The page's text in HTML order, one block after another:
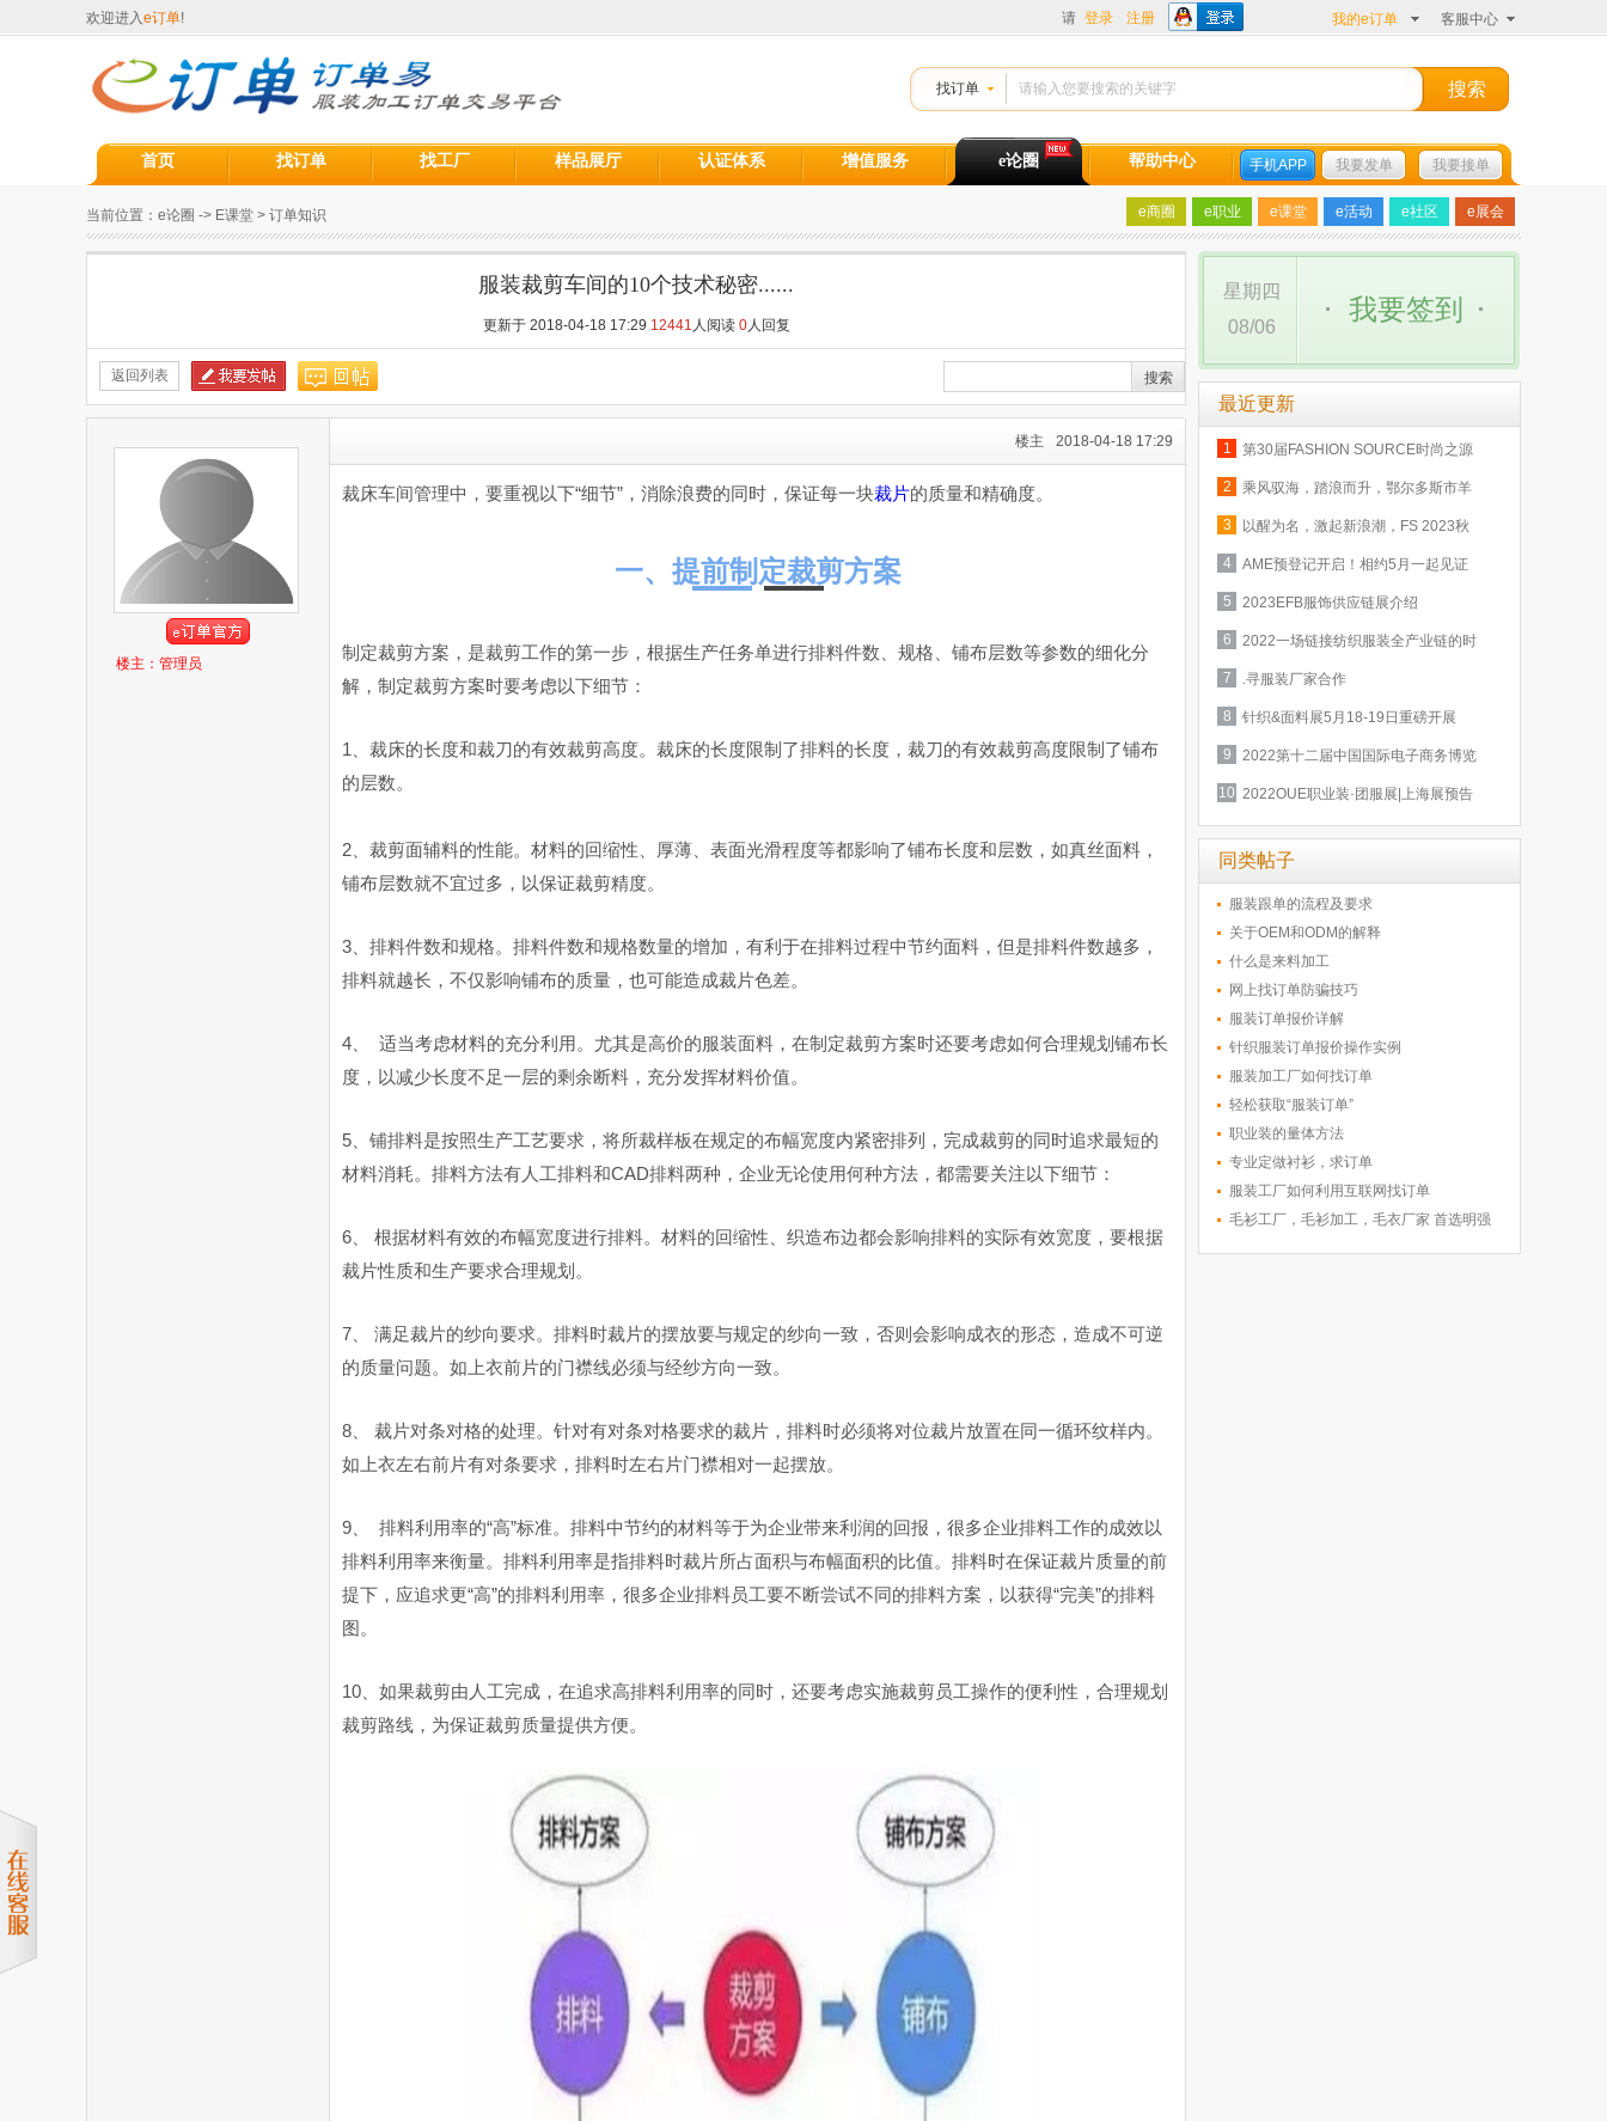
欢迎进入e订单! 请 登录 注册 我的e订单 客服中心
找订单
首页 找订单 找工厂 样品展厅 认证体系 增值服务 e论圈 帮助中心 我要接单
我要发单
手机APP
当前位置： e论圈 -> E课堂 > 订单知识 e商圈 e职业 e课堂 e活动 e社区 e展会
服装裁剪车间的10个技术秘密......
更新于 2018-04-18 17:29 12441 人阅读 0人回复
返回列表
楼主：管理员
2018-04-18 17:29
楼主
裁床车间管理中，要重视以下“细节”，消除浪费的同时，保证每一块裁片的质量和精确度。
一、提前制定裁剪方案
制定裁剪方案，是裁剪工作的第一步，根据生产任务单进行排料件数、规格、铺布层数等参数的细化分
解，制定裁剪方案时要考虑以下细节：
1、裁床的长度和裁刀的有效裁剪高度。裁床的长度限制了排料的长度，裁刀的有效裁剪高度限制了铺布
的层数。
2、裁剪面辅料的性能。材料的回缩性、厚薄、表面光滑程度等都影响了铺布长度和层数，如真丝面料，
铺布层数就不宜过多，以保证裁剪精度。
3、排料件数和规格。排料件数和规格数量的增加，有利于在排料过程中节约面料，但是排料件数越多，
排料就越长，不仅影响铺布的质量，也可能造成裁片色差。
4、 适当考虑材料的充分利用。尤其是高价的服装面料，在制定裁剪方案时还要考虑如何合理规划铺布长
度，以减少长度不足一层的剩余断料，充分发挥材料价值。
5、铺排料是按照生产工艺要求，将所裁样板在规定的布幅宽度内紧密排列，完成裁剪的同时追求最短的
材料消耗。排料方法有人工排料和CAD排料两种，企业无论使用何种方法，都需要关注以下细节：
6、 根据材料有效的布幅宽度进行排料。材料的回缩性、织造布边都会影响排料的实际有效宽度，要根据
裁片性质和生产要求合理规划。
7、 满足裁片的纱向要求。排料时裁片的摆放要与规定的纱向一致，否则会影响成衣的形态，造成不可逆
的质量问题。如上衣前片的门襟线必须与经纱方向一致。
8、 裁片对条对格的处理。针对有对条对格要求的裁片，排料时必须将对位裁片放置在同一循环纹样内。
如上衣左右前片有对条要求，排料时左右片门襟相对一起摆放。
9、 排料利用率的“高”标准。排料中节约的材料等于为企业带来利润的回报，很多企业排料工作的成效以
排料利用率来衡量。排料利用率是指排料时裁片所占面积与布幅面积的比值。排料时在保证裁片质量的前
提下，应追求更“高”的排料利用率，很多企业排料员工要不断尝试不同的排料方案，以获得“完美”的排料
图。
10、如果裁剪由人工完成，在追求高排料利用率的同时，还要考虑实施裁剪员工操作的便利性，合理规划
裁剪路线，为保证裁剪质量提供方便。
星期四
08/06
我要签到
最近更新
1
第30届FASHION SOURCE时尚之源
2
乘风驭海，踏浪而升，鄂尔多斯市羊
3
以醒为名，激起新浪潮，FS 2023秋
4
AME预登记开启！相约5月一起见证
5
2023EFB服饰供应链展介绍
6
2022一场链接纺织服装全产业链的时
7
.寻服装厂家合作
8 针织&面料展5月18-19日重磅开展
9
2022第十二届中国国际电子商务博览
10 2022OUE职业装·团服展|上海展预告
同类帖子
服装跟单的流程及要求
关于OEM和ODM的解释
什么是来料加工
网上找订单防骗技巧
服装订单报价详解
针织服装订单报价操作实例
服装加工厂如何找订单
轻松获取“服装订单”
职业装的量体方法
专业定做衬衫，求订单
服装工厂如何利用互联网找订单
毛衫工厂，毛衫加工，毛衣厂家 首选明强